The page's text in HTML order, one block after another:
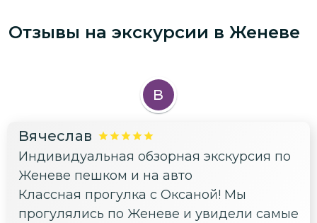
Отзывы на экскурсии в Женеве
В
Вячеслав
Индивидуальная обзорная экскурсия по
Женеве пешком и на авто
Классная прогулка с Оксаной! Мы
прогулялись по Женеве и увидели самые